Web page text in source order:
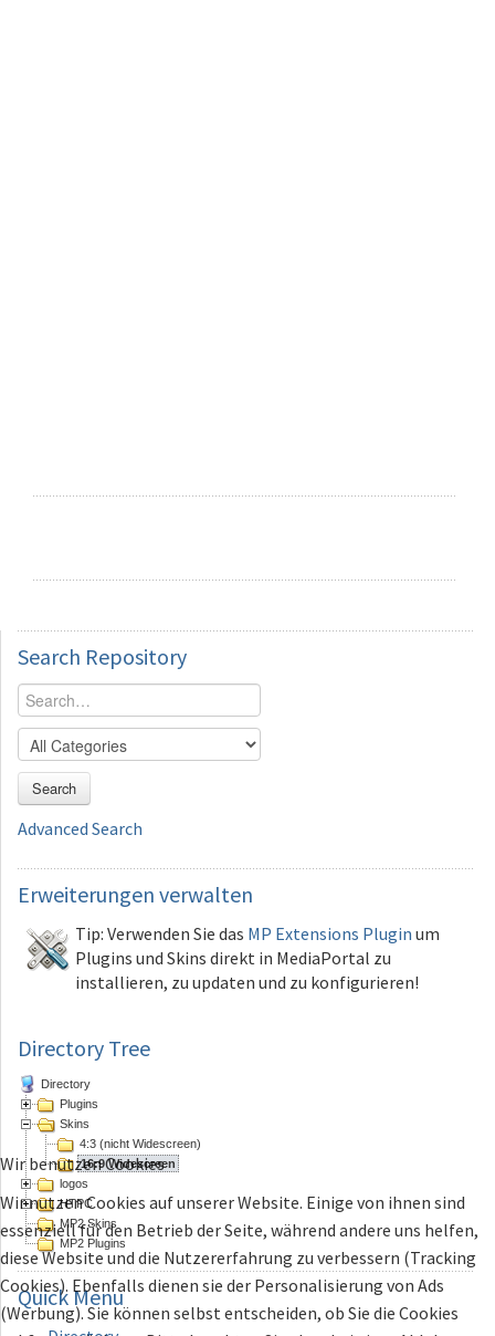
Search Repository
Search
Advanced Search
Erweiterungen verwalten
Tip: Verwenden Sie das MP Extensions Plugin um
Plugins und Skins direkt in MediaPortal zu
installieren, zu updaten und zu konfigurieren!
Directory Tree
Directory
Plugins
Skins
4:3 (nicht Widescreen)
16:9 Widescreen
logos
HTPC
MP2 Skins
MP2 Plugins
QuickMenu
Wir benutzen Cookies
Wir nutzen Cookies auf unserer Website. Einige von ihnen sind
essenziell für den Betrieb der Seite, während andere uns helfen,
diese Website und die Nutzererfahrung zu verbessern (Tracking
Cookies). Ebenfalls dienen sie der Personalisierung von Ads
(Werbung). Sie können selbst entscheiden, ob Sie die Cookies